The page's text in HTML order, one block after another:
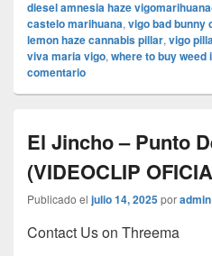
diesel amnesia haze
castelo marihuana, vigo bad bunny
lemon haze cannabis pillar, vigo
viva maria vigo, where to buy
comentario
El Jincho – Punto
(VIDEOCLIP
Publicado el julio 14, 2025poradmin
Contact Us on Threema